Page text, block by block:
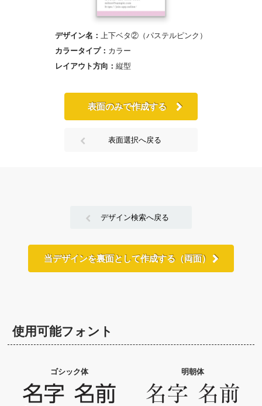
デザイン名： 上下ベタ②（パステルピンク）
カラータイプ： カラー
レイアウト方向： 縦型
表面のみで作成する
表面選択へ戻る
デザイン検索へ戻る
当デザインを裏面として作成する（両面）
使用可能フォント
ゴシック体 明朝体